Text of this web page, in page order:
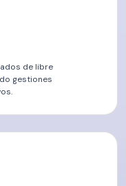
de libre
gestiones